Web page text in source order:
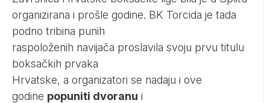
organizirana i prošle godine. BK Torcida je tada
podno tribina punih
raspoloženih navijača proslavila svoju prvu titulu
boksačkih prvaka
Hrvatske, a organizatori se nadaju i ove
godine popuniti dvoranu i